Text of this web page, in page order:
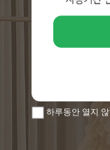
하루동안 열지